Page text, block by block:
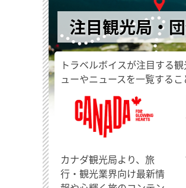
注目観光局・
トラベルボイスが注目する
ューやニュースを一覧するこ
​カナダ観光局より、旅
行・観光業界向け最新情